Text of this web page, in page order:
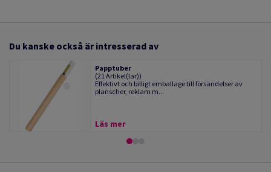
Du kanske också är intresserad av
Papptuber
(21 Artikel(lar))
Effektivt och billigt emballage till försändelser av
planscher, reklam m...
Läs mer